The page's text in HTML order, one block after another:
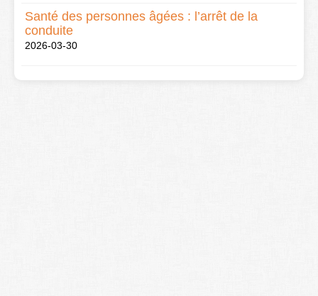
Santé des personnes âgées : l’arrêt de la
conduite
2026-03-30